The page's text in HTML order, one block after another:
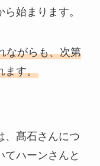
始まります。
ながらも、次第
ます。
、髙石さんにつ
てハーンさんと